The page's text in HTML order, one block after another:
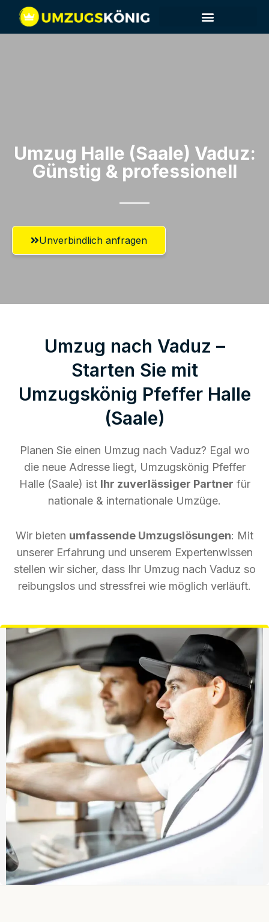
Umzug Halle (Saale)​ Vaduz:
Günstig & professionell​
Unverbindlich anfragen
Umzug nach Vaduz –
Starten Sie mit
Umzugskönig Pfeffer Halle
(Saale)
Planen Sie einen Umzug nach Vaduz? Egal wo
die neue Adresse liegt, Umzugskönig Pfeffer
Halle (Saale) ist Ihr zuverlässiger Partner für
nationale & internationale Umzüge.
Wir bieten umfassende Umzugslösungen: Mit
unserer Erfahrung und unserem Expertenwissen
stellen wir sicher, dass Ihr Umzug nach Vaduz so
reibungslos und stressfrei wie möglich verläuft.